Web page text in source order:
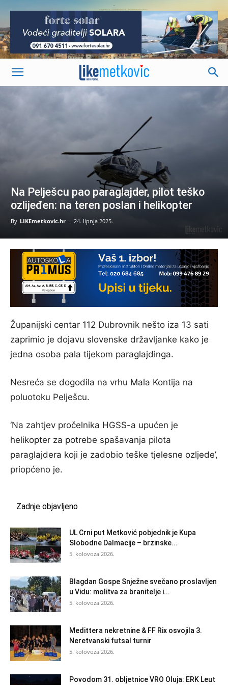
-
Na Pelješcu pao paraglajder, pilot teško
ozlijeđen: na teren poslan i helikopter
By LIKEmetkovic.hr - 24. lipnja 2025.
Županijski centar 112 Dubrovnik nešto iza 13 sati
zaprimio je dojavu slovenske državljanke kako je
jedna osoba pala tijekom paraglajdinga.
Nesreća se dogodila na vrhu Mala Kontija na
poluotoku Pelješcu.
‘Na zahtjev pročelnika HGSS-a upućen je
helikopter za potrebe spašavanja pilota
paraglajdera koji je zadobio teške tjelesne ozljede’,
priopćeno je.
Zadnje objavljeno
UL Crni put Metković pobjednik je Kupa
Slobodne Dalmacije – brzinske...
5. kolovoza 2026.
Blagdan Gospe Snježne svečano proslavljen
u Vidu: molitva za branitelje i...
5. kolovoza 2026.
Medittera nekretnine & FF Rix osvojila 3.
Neretvanski futsal turnir
5. kolovoza 2026.
Povodom 31. obljetnice VRO Oluja: ERK Leut